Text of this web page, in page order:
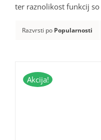
ter raznolikost funkcij
Razvrsti po Popularnosti
Akcija!